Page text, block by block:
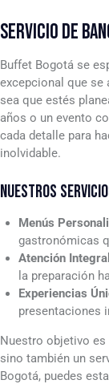
SERVICIO DE
Buffet Bogotá se
excepcional que se
sea que estés
años o un evento
cada detalle para
inolvidable.
NUESTROS
Menús
gastronómicas
Atención
la preparación
Experiencias
presentaciones
Nuestro objetivo
sino también un
Bogotá, puedes